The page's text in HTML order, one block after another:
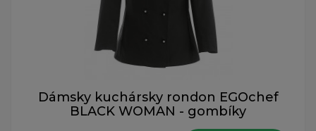
Dámsky kuchársky rondon EGOchef
BLACK WOMAN - gombíky